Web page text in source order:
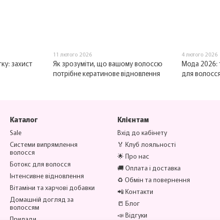
захист
11 лютого 2026
Як зрозуміти, що вашому волоссю
потрібне кератинове відновлення
4 лютого 2026
Мода 2026:
для
Каталог
Sale
Системи випрямлення
волосся
Ботокс для волосся
Інтенсивне відновлення
Вітаміни та харчові добавки
Домашній догляд за
волоссям
Клієнтам
Вхід до кабінету
🏅 Клуб лояльності
🌟 Про нас
🚚 Оплата і доставка
♻️ Обмін та повернення
📲 Контакти
📒 Блог
📣 Відгуки